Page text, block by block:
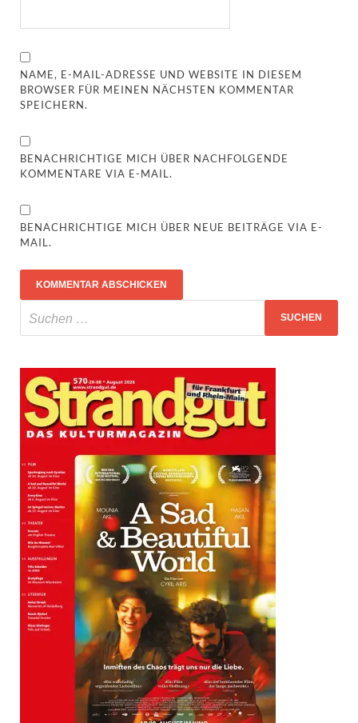
NAME, E-MAIL-ADRESSE UND WEBSITE IN DIESEM
BROWSER FÜR MEINEN NÄCHSTEN KOMMENTAR
SPEICHERN.
BENACHRICHTIGE MICH ÜBER NACHFOLGENDE
KOMMENTARE VIA E-MAIL.
BENACHRICHTIGE MICH ÜBER NEUE BEITRÄGE VIA E-
MAIL.